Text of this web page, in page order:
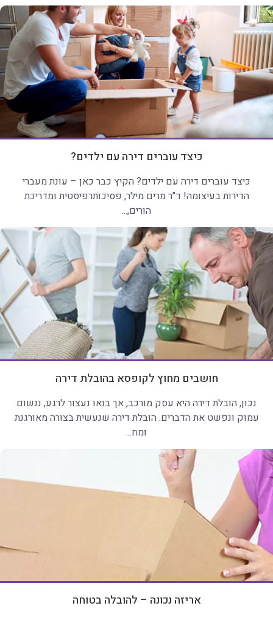
כיצד עוברים דירה עם ילדים?
כיצד עוברים דירה עם ילדים? הקיץ כבר כאן – עונת מעברי
הדירות בעיצומה! ד"ר מרים מילר, פסיכותרפיסטית ומדריכת
הורים,...
חושבים מחוץ לקופסא בהובלת דירה
נכון, הובלת דירה היא עסק מורכב, אך בואו נעצור לרגע, ננשום
עמוק ונפשט את הדברים. הובלת דירה שנעשית בצורה מאורגנת
ומח...
אריזה נכונה – להובלה בטוחה